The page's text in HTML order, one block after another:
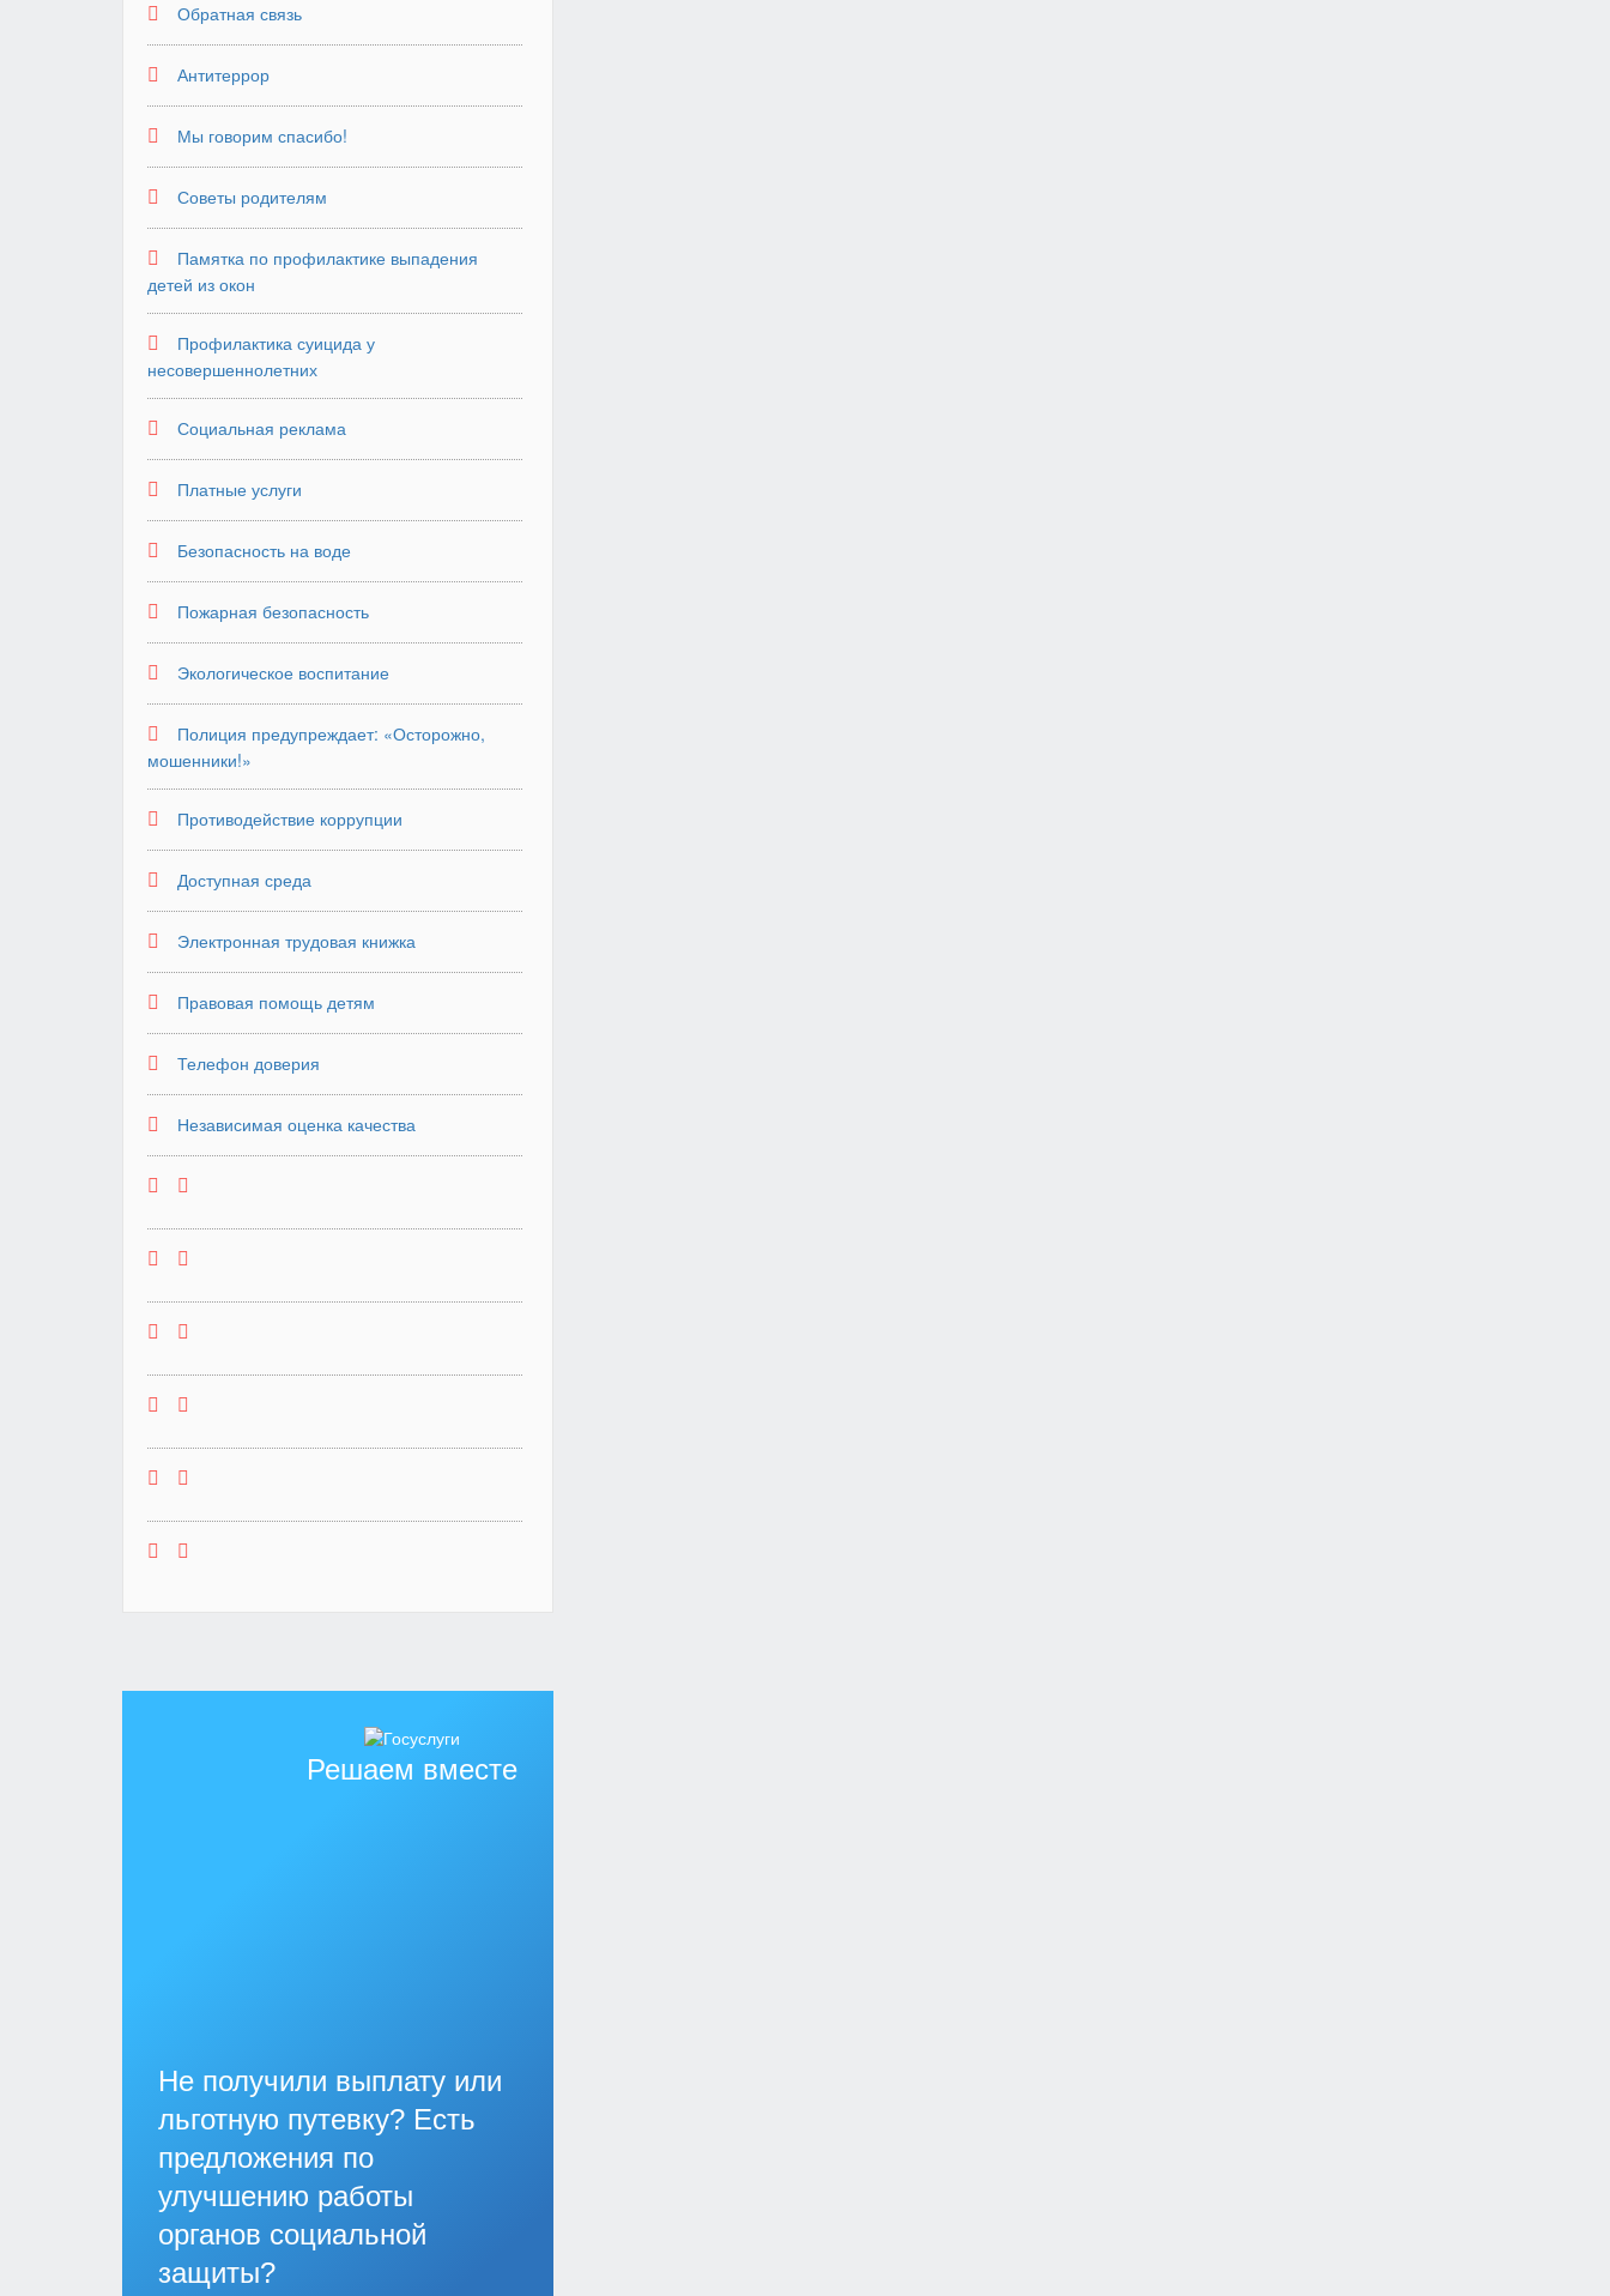
Обратная связь
Антитеррор
Мы говорим спасибо!
Советы родителям
Памятка по профилактике выпадения
детей из окон
Профилактика суицида у
несовершеннолетних
Социальная реклама
Платные услуги
Безопасность на воде
Пожарная безопасность
Экологическое воспитание
Полиция предупреждает: «Осторожно,
мошенники!»
Противодействие коррупции
Доступная среда
Электронная трудовая книжка
Правовая помощь детям
Телефон доверия
Независимая оценка качества
Решаем вместе
Не получили выплату или
льготную путевку? Есть
предложения по
улучшению работы
органов социальной
защиты?